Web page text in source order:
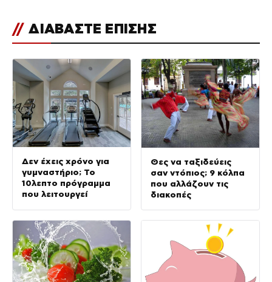
// ΔΙΑΒΑΣΤΕ ΕΠΙΣΗΣ
Δεν έχεις χρόνο για
γυμναστήριο; Το
10λεπτο πρόγραμμα
που λειτουργεί
Θες να ταξιδεύεις
σαν ντόπιος; 9 κόλπα
που αλλάζουν τις
διακοπές